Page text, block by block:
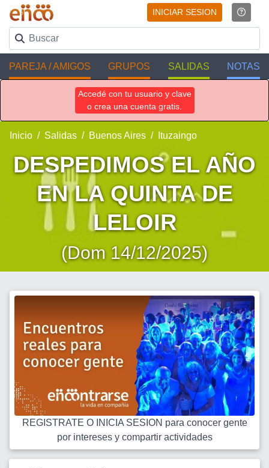
INICIAR SESION
PAREJA / AMIGOS GRUPOS SALIDAS NOTAS
Accedé con tu usuario y clave
o crea una cuenta gratis.
Inicio Salidas Buenos Aires Ituzaingo
DESPEDIMOS EL AÑO
EN LA QUINTA DE
LELOIR
(Dom 14/12/2025)
REGISTRATE O INICIA SESION para conocer gente
por intereses y compartir actividades